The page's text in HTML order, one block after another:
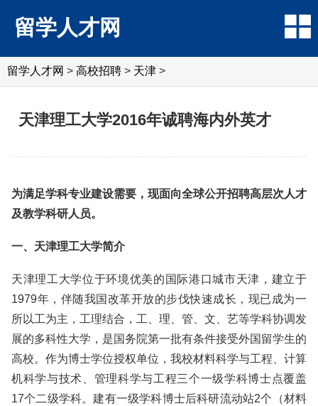
留学人才网
留学人才网 > 高校招聘 > 天津 >
天津理工大学2016年诚聘海内外英才
为满足学科专业建设需要，现面向全球公开招聘高层次人才
及教学科研人员。
一、天津理工大学简介
天津理工大学位于环境优美的国际港口城市天津，建立于
1979年，伴随我国改革开放的步伐快速成长，现已成为一
所以工为主，工理结合，工、理、管、文、艺等学科协调发
展的多科性大学，是国务院第一批有条件接受外国留学生的
高校。作为博士学位授权单位，我校材料科学与工程、计算
机科学与技术、管理科学与工程三个一级学科博士点覆盖
17个二级学科。建有一级学科博士后科研流动站2个（材料